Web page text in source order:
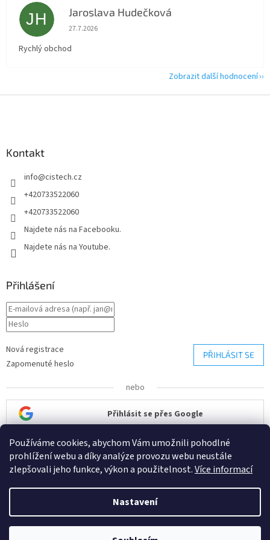
Používáme cookies, abychom Vám umožnili pohodlné
prohlížení webu a díky analýze provozu webu neustále
zlepšovali jeho funkce, výkon a použitelnost.Více informací
Nastavení
JH Jaroslava Hudečková
Hodnocení obchodu je 5 z 5 hvězdiček.
27.7.2026
Rychlý obchod
Zobrazit další hodnocení
Kontakt
info@cistech.cz
+420733522060
+420733522060
Najdete nás na Facebooku.
Najdete nás na Youtube.
Přihlášení
PŘIHLÁSIT SE
Nová registrace
Zapomenuté heslo
nebo
Přihlásit se přes Google
Přihlásit se přes Seznam
Vytvořil Shoptet